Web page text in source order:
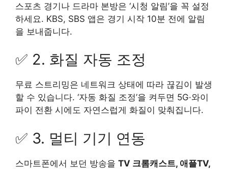
스포츠 경기나 드라마 본방은 ‘시청 알림’을 꼭 설정
하세요. KBS, SBS 앱은 경기 시작 10분 전에 알림
을 보내줍니다.
✅ 2. 화질 자동 조정
무료 스트리밍은 네트워크 상태에 따라 끊김이 발생
할 수 있습니다. ‘자동 화질 조정’을 켜두면 5G·와이
파이 전환 시에도 자연스럽게 화질이 맞춰집니다.
✅ 3. 멀티 기기 연동
스마트폰에서 보던 방송을 TV 크롬캐스트, 애플TV,